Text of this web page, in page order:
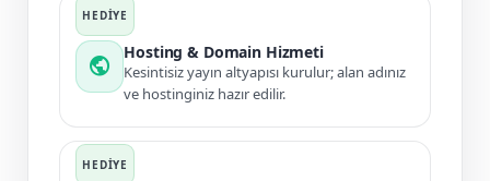
public
Hosting & Domain Hizmeti
Kesintisiz yayın altyapısı kurulur; alan adınız
ve hostinginiz hazır edilir.